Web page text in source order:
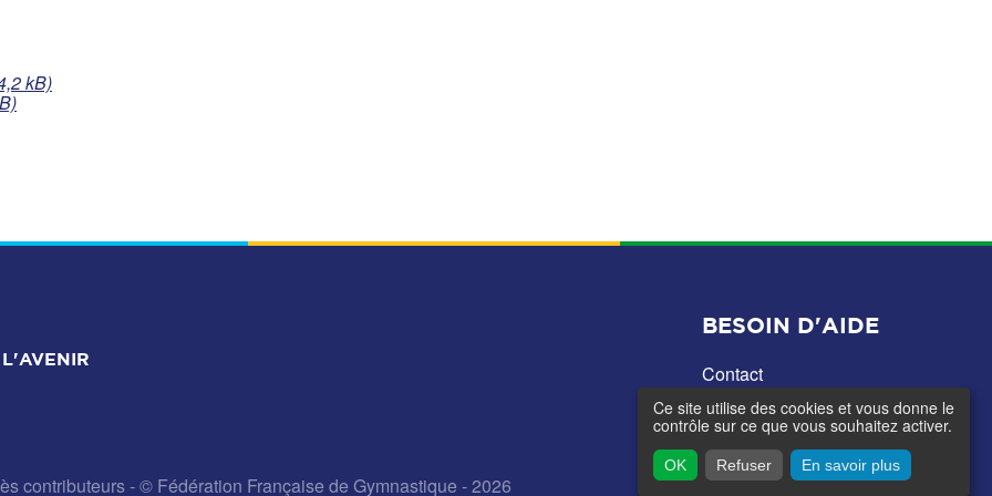
kB)
BESOIN D'AIDE
Contact
contributeurs- © Fédération Française de Gymnastique - 2026
Ce site utilise des cookies et vous donne le
contrôle sur ce que vous souhaitez activer.
OK Refuser En savoir plus